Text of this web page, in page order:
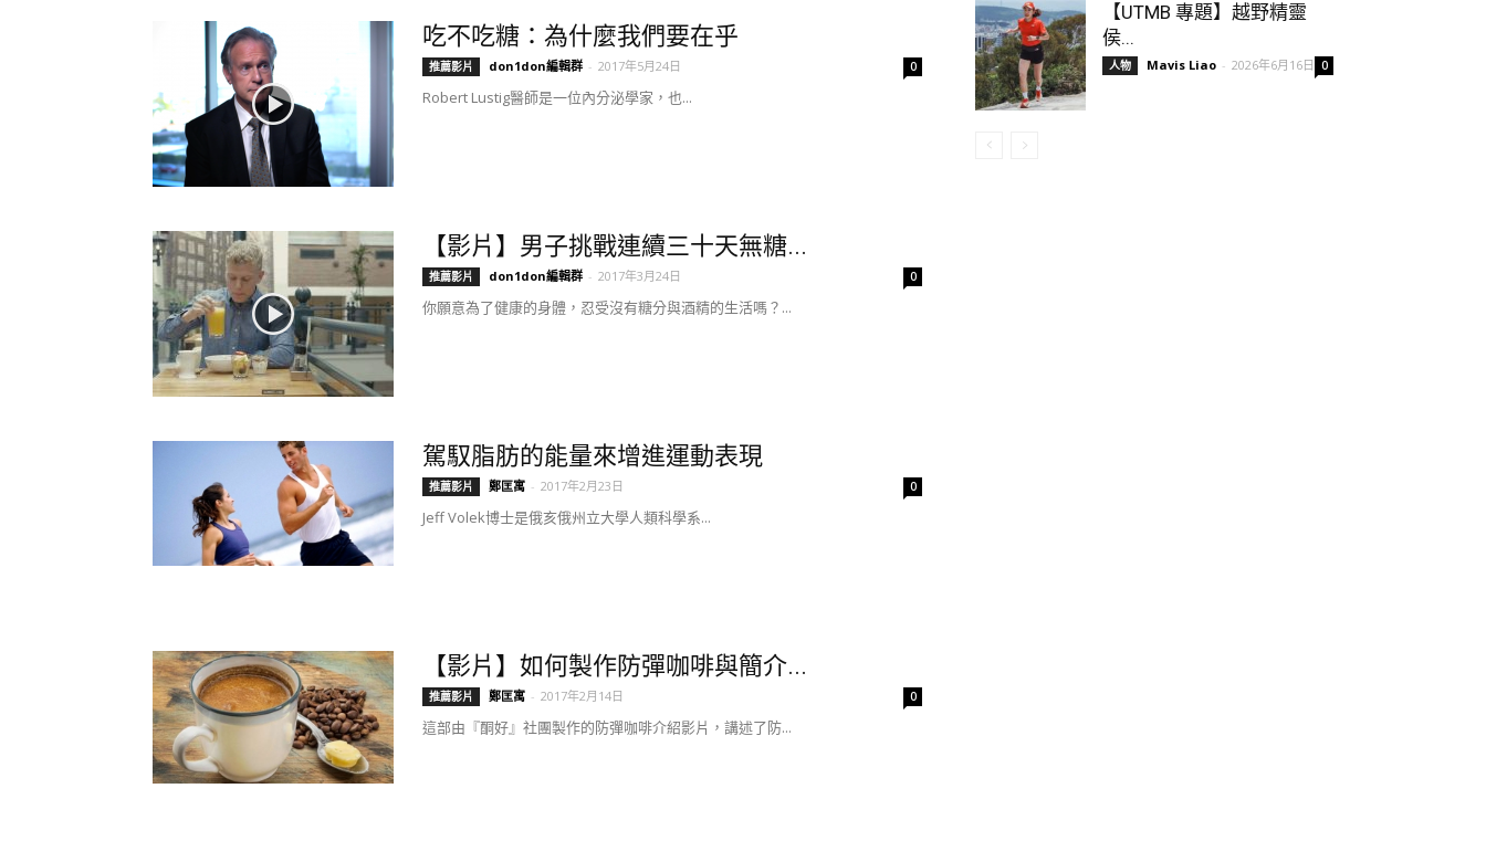
吃不吃糖：為什麼我們要在乎
推薦影片 don1don編輯群 - 2017年5月24日 0
Robert Lustig醫師是一位內分泌學家，也...
【影片】男子挑戰連續三十天無糖...
推薦影片 don1don編輯群 - 2017年3月24日 0
你願意為了健康的身體，忍受沒有糖分與酒精的生活嗎？...
駕馭脂肪的能量來增進運動表現
推薦影片 鄭匡寓 - 2017年2月23日 0
Jeff Volek博士是俄亥俄州立大學人類科學系...
【影片】如何製作防彈咖啡與簡介...
推薦影片 鄭匡寓 - 2017年2月14日 0
這部由『酮好』社團製作的防彈咖啡介紹影片，講述了防...
【UTMB 專題】越野精靈
侯...
人物 Mavis Liao - 2026年6月16日 0